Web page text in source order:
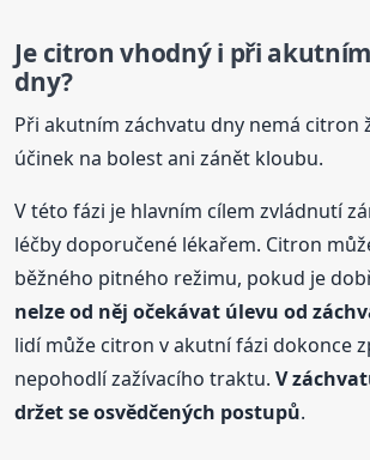
Je citron vhodný i při
dny?
Při akutním záchvatu dny nemá citron
účinek na bolest ani zánět kloubu.
V této fázi je hlavním cílem zvládnutí
léčby doporučené lékařem. Citron
běžného pitného režimu, pokud je
nelze od něj očekávat úlevu od
lidí může citron v akutní fázi dokonce
nepohodlí zažívacího traktu.V
držet se osvědčených postupů.